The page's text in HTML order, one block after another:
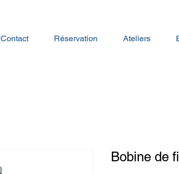
Contact Réservation Ateliers
Bobine de